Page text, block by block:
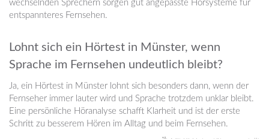
wechselnden Sprechern sorgen gut angepasste Hörsysteme für
entspannteres Fernsehen.
Lohnt sich ein Hörtest in Münster, wenn
Sprache im Fernsehen undeutlich bleibt?
Ja, ein Hörtest in Münster lohnt sich besonders dann, wenn der
Fernseher immer lauter wird und Sprache trotzdem unklar bleibt.
Eine persönliche Höranalyse schafft Klarheit und ist der erste
Schritt zu besserem Hören im Alltag und beim Fernsehen.